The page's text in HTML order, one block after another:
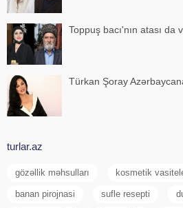
Toppuş bacı'nın atası da
Türkan Şoray
turlar.az
gözəllik məhsulları kosmetik
banan pirojnasi sufle resepti